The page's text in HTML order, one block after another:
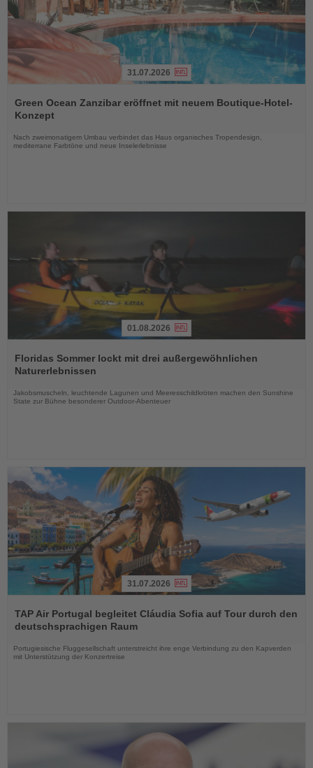
Sie
die
Nachrichten
31.07.2026
Green Ocean Zanzibar eröffnet mit neuem Boutique-Hotel-
Konzept
Nach zweimonatigem Umbau verbindet das Haus organisches Tropendesign,
mediterrane Farbtöne und neue Inselerlebnisse
Sie
die
01.08.2026
Floridas Sommer lockt mit drei außergewöhnlichen
Naturerlebnissen
Jakobsmuscheln, leuchtende Lagunen und Meeresschildkröten machen den Sunshine
State zur Bühne besonderer Outdoor-Abenteuer
Sie
die
31.07.2026
TAP Air Portugal begleitet Cláudia Sofia auf Tour durch den
deutschsprachigen Raum
Portugiesische Fluggesellschaft unterstreicht ihre enge Verbindung zu den Kapverden
mit Unterstützung der Konzertreise